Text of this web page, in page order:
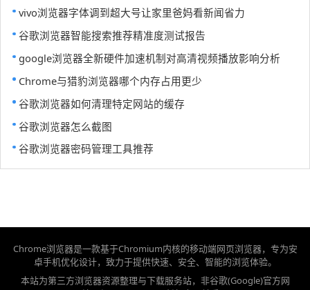
vivo浏览器字体调到超大号让家里爸妈看新闻省力
谷歌浏览器智能搜索推荐精准度测试报告
google浏览器全新硬件加速机制对高清视频播放影响分析
Chrome与猎豹浏览器哪个内存占用更少
谷歌浏览器如何清理特定网站的缓存
谷歌浏览器怎么截图
谷歌浏览器密码管理工具推荐
Chrome浏览器是一款基于Chromium内核的移动端网页浏览器，专为安
卓手机优化设计，致力于提供快速、安全、智能的浏览体验。
本站为第三方浏览器资源整理与下载服务站，非谷歌(Google)官方网